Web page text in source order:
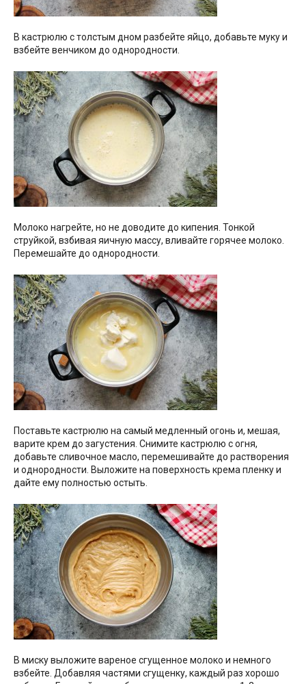
В кастрюлю с толстым дном разбейте яйцо, добавьте муку и
взбейте венчиком до однородности.
Молоко нагрейте, но не доводите до кипения. Тонкой
струйкой, взбивая яичную массу, вливайте горячее молоко.
Перемешайте до однородности.
Поставьте кастрюлю на самый медленный огонь и, мешая,
варите крем до загустения. Снимите кастрюлю с огня,
добавьте сливочное масло, перемешивайте до растворения
и однородности. Выложите на поверхность крема пленку и
дайте ему полностью остыть.
В миску выложите вареное сгущенное молоко и немного
взбейте. Добавляя частями сгущенку, каждый раз хорошо